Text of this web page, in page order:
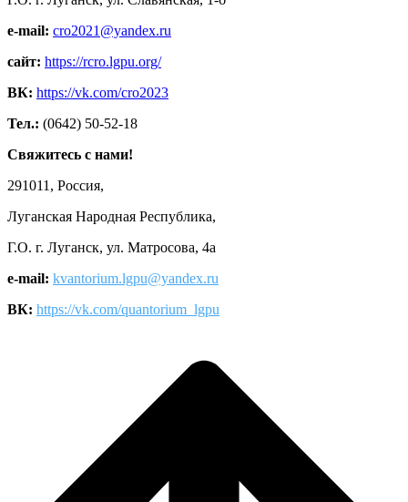
e-mail: cro2021@yandex.ru
сайт: https://rcro.lgpu.org/
ВК: https://vk.com/cro2023
Тел.: (0642) 50-52-18
Свяжитесь с нами!
291011, Россия,
Луганская Народная Республика,
Г.О. г. Луганск, ул. Матросова, 4а
e-mail: kvantorium.lgpu@yandex.ru
ВК: https://vk.com/quantorium_lgpu